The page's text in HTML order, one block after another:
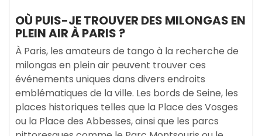
OÙ PUIS-JE TROUVER DES MILONGAS EN
PLEIN AIR À PARIS ?
À Paris, les amateurs de tango à la recherche de
milongas en plein air peuvent trouver ces
événements uniques dans divers endroits
emblématiques de la ville. Les bords de Seine, les
places historiques telles que la Place des Vosges
ou la Place des Abbesses, ainsi que les parcs